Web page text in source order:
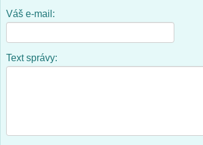
Váš e-mail:
Text správy: